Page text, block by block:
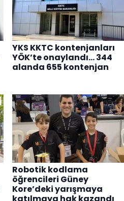
YKS KKTC kontenjanları
YÖK’te onaylandı... 344
alanda 655 kontenjan
Robotik kodlama
öğrencileri Güney
Kore’deki yarışmaya